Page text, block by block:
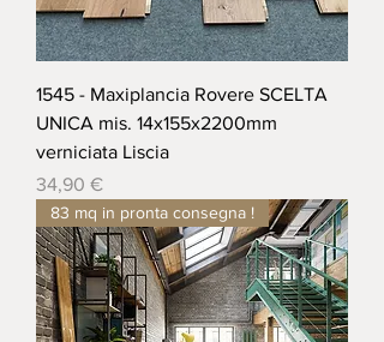
1545 - Maxiplancia Rovere SCELTA
UNICA mis. 14x155x2200mm
verniciata Liscia
Prezzo
34,90 €
83 mq in pronta consegna !